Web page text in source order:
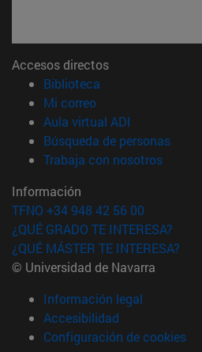
Accesos directos
Biblioteca
Mi correo(abre en nueva
Aula virtual ADI
Búsqueda de personas(abre
Trabaja con nosotros(abre
Información
TFNO +34 948 42 56 00
¿QUÉ GRADO TE INTERESA?
¿QUÉ MÁSTER TE INTERESA?
© Universidad de Navarra
Información legal
Accesibilidad
Configuración de cookies